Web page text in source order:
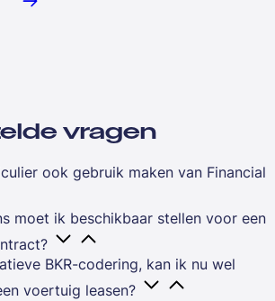
vragen
ook gebruik maken van Financial
moet ik beschikbaar stellen voor een
BKR-codering, kan ik nu wel
voertuig leasen?